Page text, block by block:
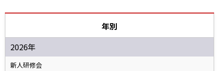
年別
2026年
新人研修会